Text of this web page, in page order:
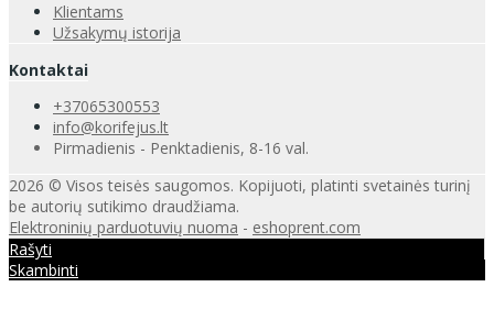
Klientams
Užsakymų istorija
Kontaktai
+37065300553
info@korifejus.lt
Pirmadienis - Penktadienis, 8-16 val.
2026 © Visos teisės saugomos. Kopijuoti, platinti svetainės turinį
be autorių sutikimo draudžiama.
Elektroninių parduotuvių nuoma - eshoprent.com
Rašyti
Skambinti